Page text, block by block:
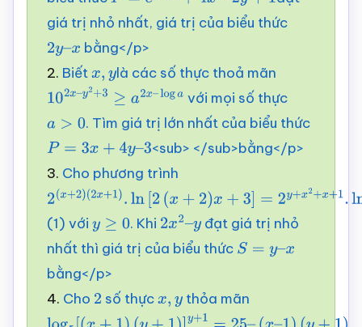
giá trị nhỏ nhất, giá trị của biểu thức
2y–
x
bằng</p>
2. Biếtx,y là các số thực thoả mãn
102x – 2+ 3≥ a2x –
loga
với mọi số thực
a >0
. Tìm giá trị lớn nhất của biểu thức
P=3x+4 y– 3
<sub> </sub>bằng</p>
3. Cho phương trình
2(x +2)
(2x+1) .ln [2 (x +2) x+3]=2y+x 2+x+1 lnx2
(1) với y ≥0 . Khi 2x2–
y
đạt giá trị nhỏ
nhất thì giá trị của biểu thức S=y–x
bằng</p>
4. Cho 2 số thựcx,y thỏa mãn